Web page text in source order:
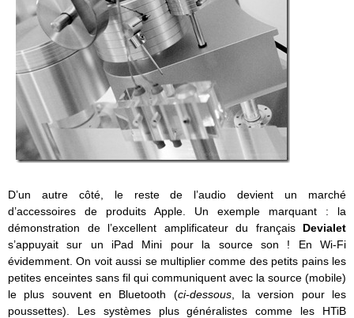
D’un autre côté, le reste de l’audio devient un marché
d’accessoires de produits Apple. Un exemple marquant : la
démonstration de l’excellent amplificateur du français Devialet
s’appuyait sur un iPad Mini pour la source son ! En Wi-Fi
évidemment. On voit aussi se multiplier comme des petits pains les
petites enceintes sans fil qui communiquent avec la source (mobile)
le plus souvent en Bluetooth (ci-dessous, la version pour les
poussettes). Les systèmes plus généralistes comme les HTiB